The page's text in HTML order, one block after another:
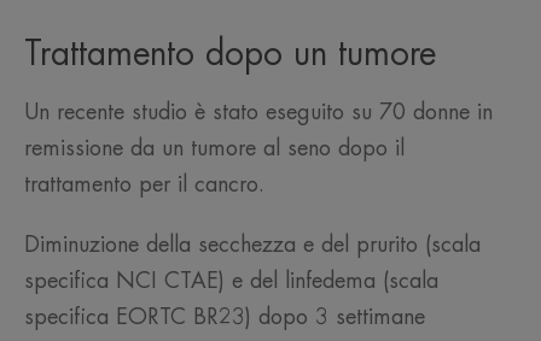
Trattamento dopo un tumore
Un recente studio è stato eseguito su 70 donne in
remissione da un tumore al seno dopo il
trattamento per il cancro.
Diminuzione della secchezza e del prurito (scala
specifica NCI CTAE) e del linfedema (scala
specifica EORTC BR23) dopo 3 settimane